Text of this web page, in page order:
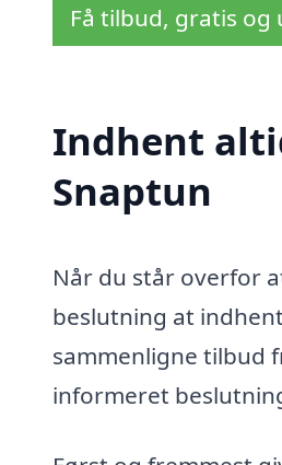
Få tilbud, gratis
Indhent
Snaptun
Når du står overfor
beslutning at
sammenligne tilbud
informeret